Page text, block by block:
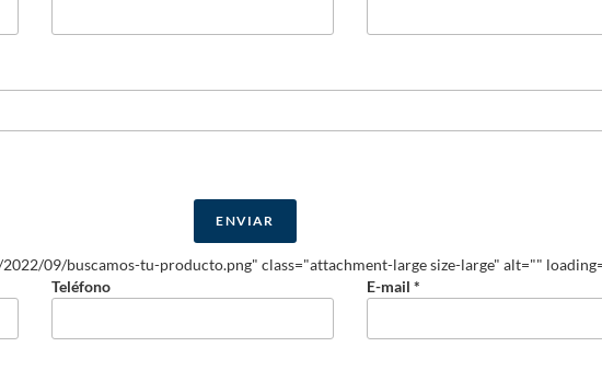
09/buscamos-tu-producto.png" class="attachment-large size-large" alt=""
Teléfono E-mail *